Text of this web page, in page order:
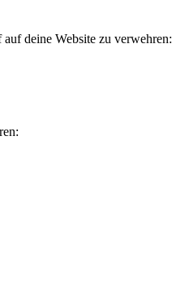
deine Website zu verwehren: